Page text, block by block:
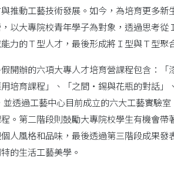
推動工藝技術發展。如今，為培育更多
以大專院校青年學子為對象，透過思考
力的Ｔ型人才，最後形成將Ｉ型與Ｔ型聚
開辦的六項大專人才培育營課程包含：
培育課程」、「之間‧錫與花瓶的對話
透過工藝中心目前成立的六大工藝實驗
。第二階段則鼓勵大專院校學生有機會
人風格和品味，最後透過第三階段成果
的生活工藝美學。